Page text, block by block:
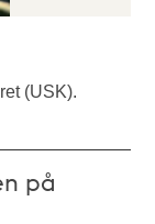
(USK).
på